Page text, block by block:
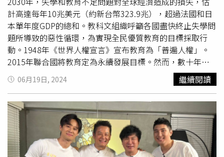
計高達每年10兆美元（約新台幣323.9兆），超過法國和日
本單年度GDP的總和。教科文組織呼籲各國盡快終止失學問
題所導致的惡性循環，為實現全民優質教育的目標採取行
動。1948年《世界人權宣言》宣布教育為「普遍人權」。
2015年聯合國將教育定為永續發展目標。然而，數十年
來，儘管受教機會有所增加，全球仍有2.5億兒童和青少年
失學；在低收入和中等收入國家，有70％的10歲兒童無法
理解簡單書面文字。報告中，教科文組織首次分析教育不足
導致的經濟損失和社會後果。報告估計，對於單一國家而
言，只要將過早輟學或缺乏基本技能的青年比例降低10％，
其GDP的年增率就會提高1％至2％。報告也指出，女性每多
接受1年中學教育，都有助降低18歲前早婚的風險。無論全
06月19日, 2024 繼續閱讀